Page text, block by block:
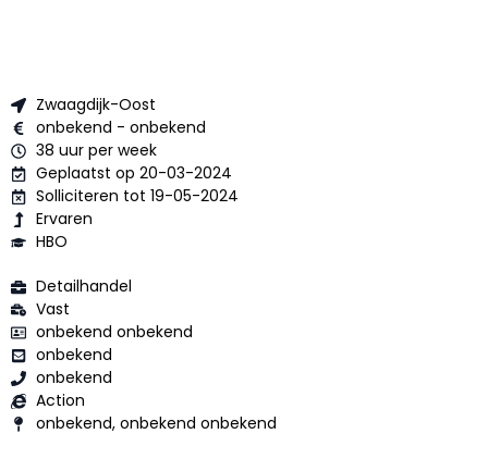
Zwaagdijk-Oost
onbekend - onbekend
38 uur per week
Geplaatst op 20-03-2024
Solliciteren tot 19-05-2024
Ervaren
HBO
Detailhandel
Vast
onbekend onbekend
onbekend
onbekend
Action
onbekend, onbekend onbekend